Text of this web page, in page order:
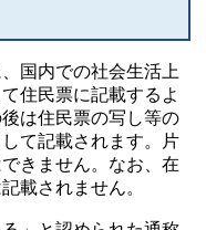
国内での社会生活上
住民票に記載するよ
は住民票の写し等の
て記載されます。片
きません。なお、在
載されません。